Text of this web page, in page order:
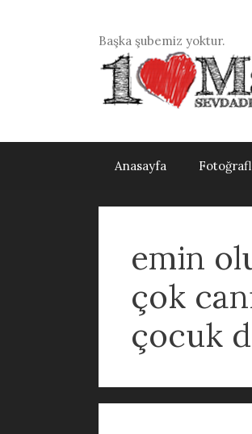
Başka şubemiz yoktur.
Anasayfa
emin
çok
çocuk